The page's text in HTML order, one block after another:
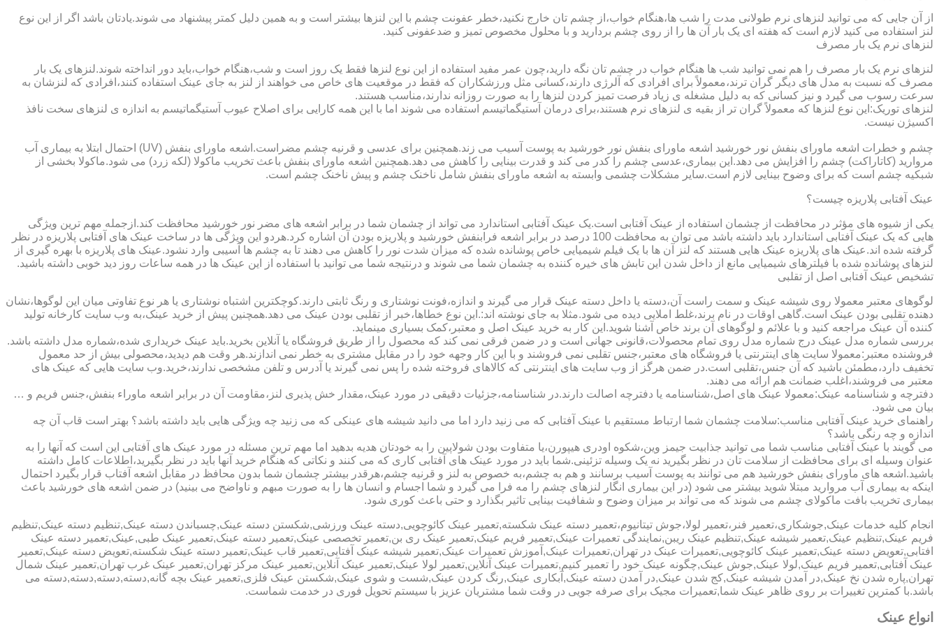
از آن جایی که می توانید لنزهای نرم طولانی مدت را شب ها،هنگام خواب،از چشم تان خارج نکنید،خطر عفونت چشم با این لنزها بیشتر است و به همین دلیل کمتر پیشنهاد می شوند.یادتان باشد اگر از این نوع
لنز استفاده می کنید لازم است که هفته ای یک بار آن ها را از روی چشم بردارید و با محلول مخصوص تمیز و ضدعفونی کنید.
لنزهای نرم یک بار مصرف
لنزهای نرم یک بار مصرف را هم نمی توانید شب ها هنگام خواب در چشم تان نگه دارید،چون عمر مفید استفاده از این نوع لنزها فقط یک روز است و شب،هنگام خواب،باید دور انداخته شوند.لنزهای یک بار
مصرف که نسبت به مدل های دیگر گران ترند،معمولاً برای افرادی که آلرژی دارند،کسانی مثل ورزشکاران که فقط در موقعیت های خاص می خواهند از لنز به جای عینک استفاده کنند،افرادی که لنزشان به
سرعت رسوب می گیرد و نیز کسانی که به دلیل مشغله ی زیاد فرصت تمیز کردن لنزها را به صورت روزانه ندارند،مناسب هستند.
لنزهای توریک:این نوع لنزها که معمولاً گران تر از بقیه ی لنزهای نرم هستند،برای درمان آستیگماتیسم استفاده می شوند اما با این همه کارایی برای اصلاح عیوب آستیگماتیسم به اندازه ی لنزهای سخت نافذ
اکسیژن نیست.
چشم و خطرات اشعه ماورای بنفش نور خورشید اشعه ماورای بنفش نور خورشید به پوست آسیب می زند.همچنین برای عدسی و قرنیه چشم مضراست.اشعه ماورای بنفش (UV) احتمال ابتلا به بیماری آب
مروارید (کاتاراکت) چشم را افزایش می دهد.این بیماری،عدسی چشم را کدر می کند و قدرت بینایی را کاهش می دهد.همچنین اشعه ماورای بنفش باعث تخریب ماکولا (لکه زرد) می شود.ماکولا بخشی از
شبکیه چشم است که برای وضوح بینایی لازم است.سایر مشکلات چشمی وابسته به اشعه ماورای بنفش شامل ناخنک چشم و پیش ناخنک چشم است.
عینک آفتابی پلاریزه چیست؟
یکی از شیوه های مؤثر در محافظت از چشمان استفاده از عینک آفتابی است.یک عینک آفتابی استاندارد می تواند از چشمان شما در برابر اشعه های مضر نور خورشید محافظت کند.ازجمله مهم ترین ویژگی
هایی که یک عینک آفتابی استاندارد باید داشته باشد می توان به محافظت 100 درصد در برابر اشعه فرابنفش خورشید و پلاریزه بودن آن اشاره کرد.هردو این ویژگی ها در ساخت عینک های آفتابی پلاریزه در نظر
گرفته شده اند.عینک های پلاریزه عینک هایی هستند که لنز آن ها با یک فیلم شیمیایی خاص پوشانده شده که میزان شدت نور را کاهش می دهند تا به چشم ها آسیبی وارد نشود.عینک های پلاریزه با بهره گیری از
لنزهای پوشانده شده با فیلترهای شیمیایی مانع از داخل شدن این تابش های خیره کننده به چشمان شما می شوند و درنتیجه شما می توانید با استفاده از این عینک ها در همه ساعات روز دید خوبی داشته باشید.
تشخیص عینک آفتابی اصل از تقلبی
لوگوهای معتبر معمولا روی شیشه عینک و سمت راست آن،دسته یا داخل دسته عینک قرار می گیرند و اندازه،فونت نوشتاری و رنگ ثابتی دارند.کوچکترین اشتباه نوشتاری یا هر نوع تفاوتی میان این لوگوها،نشان
دهنده تقلبی بودن عینک است.گاهی اوقات در نام برند،غلط املایی دیده می شود.مثلا به جای نوشته اند:.این نوع خطاها،خبر از تقلبی بودن عینک می دهد.همچنین پیش از خرید عینک،به وب سایت کارخانه تولید
کننده آن عینک مراجعه کنید و با علائم و لوگوهای آن برند خاص آشنا شوید.این کار به خرید عینک اصل و معتبر،کمک بسیاری مینماید.
بررسی شماره مدل عینک درج شماره مدل روی تمام محصولات،قانونی جهانی است و در ضمن فرقی نمی کند که محصول را از طریق فروشگاه یا آنلاین بخرید.باید عینک خریداری شده،شماره مدل داشته باشد.
فروشنده معتبر:معمولا سایت های اینترنتی یا فروشگاه های معتبر،جنس تقلبی نمی فروشند و با این کار وجهه خود را در مقابل مشتری به خطر نمی اندازند.هر وقت هم دیدید،محصولی بیش از حد معمول
تخفیف دارد،مطمئن باشید که آن جنس،تقلبی است.در ضمن هرگز از وب سایت های اینترنتی که کالاهای فروخته شده را پس نمی گیرند یا آدرس و تلفن مشخصی ندارند،خرید.وب سایت هایی که عینک های
معتبر می فروشند،اغلب ضمانت هم ارائه می دهند.
دفترچه و شناسنامه عینک:معمولا عینک های اصل،شناسنامه یا دفترچه اصالت دارند.در شناسنامه،جزئیات دقیقی در مورد عینک،مقدار خش پذیری لنز،مقاومت آن در برابر اشعه ماوراء بنفش،جنس فریم و …
بیان می شود.
راهنمای خرید عینک آفتابی مناسب:سلامت چشمان شما ارتباط مستقیم با عینک آفتابی که می زنید دارد اما می دانید شیشه های عینکی که می زنید چه ویژگی هایی باید داشته باشد؟ بهتر است قاب آن چه
اندازه و چه رنگی باشد؟
می گویند با عینک آفتابی مناسب شما می توانید جذابیت جیمز وین،شکوه اودری هیپورن،یا متفاوت بودن شولاپین را به خودتان هدیه بدهید اما مهم ترین مسئله در مورد عینک های آفتابی این است که آنها را به
عنوان وسیله ای برای محافظت از سلامت تان در نظر بگیرید نه یک وسیله تزئینی.شما باید در مورد عینک های آفتابی کاری که می کنند و نکاتی که هنگام خرید آنها باید در نظر بگیرید،اطلاعات کامل داشته
باشید.اشعه های ماورای بنفش خورشید هم می توانند به پوست آسیب برسانند و هم به چشم،به خصوص به لنز و قرنیه چشم،هرقدر بیشتر چشمان شما بدون محافظ در مقابل اشعه آفتاب قرار بگیرد احتمال
اینکه به بیماری آب مروارید مبتلا شوید بیشتر می شود (در این بیماری انگار لنزهای چشم را مه فرا می گیرد و شما اجسام و انسان ها را به صورت مبهم و ناواضح می بینید) در ضمن اشعه های خورشید باعث
بیماری تخریب بافت ماکولای چشم می شوند که می تواند بر میزان وضوح و شفافیت بینایی تاثیر بگذارد و حتی باعث کوری شود.
انجام کلیه خدمات عینک,جوشکاری،تعمیر فنر،تعمیر لولا،جوش تیتانیوم،تعمیر دسته عینک شکسته,تعمیر عینک کائوچویی,دسته عینک ورزشی,شکستن دسته عینک,چسباندن دسته عینک,تنظیم دسته عینک,تنظیم
فریم عینک,تنظیم عینک,تعمیر شیشه عینک,تنظیم عینک ریبن,نمایندگی تعمیرات عینک,تعمیر فریم عینک,تعمیر عینک ری بن,تعمیر تخصصی عینک,تعمیر دسته عینک,تعمیر عینک طبی,عینک,تعمیر دسته عینک
افتابی,تعویض دسته عینک,تعمیر عینک کائوچویی,تعمیرات عینک در تهران,تعمیرات عینک,آموزش تعمیرات عینک,تعمیر شیشه عینک آفتابی,تعمیر قاب عینک,تعمیر دسته عینک شکسته,تعویض دسته عینک,تعمیر
عینک آفتابی,تعمیر فریم عینک,لولا عینک,جوش عینک,چگونه عینک خود را تعمیر کنیم,تعمیرات عینک آنلاین,تعمیر لولا عینک,تعمیر عینک آنلاین,تعمیر عینک مرکز تهران,تعمیر عینک غرب تهران,تعمیر عینک شمال
تهران,پاره شدن نخ عینک,در آمدن شیشه عینک,کج شدن عینک,در آمدن دسته عینک,آبکاری عینک,رنگ کردن عینک,شست و شوی عینک,شکستن عینک فلزی,تعمیر عینک بچه گانه,دسته,دسته,دسته,دسته می
باشد.با کمترین تغییرات بر روی ظاهر عینک شما,تعمیرات مجیک برای صرفه جویی در وقت شما مشتریان عزیز با سیستم تحویل فوری در خدمت شماست.
انواع عینک